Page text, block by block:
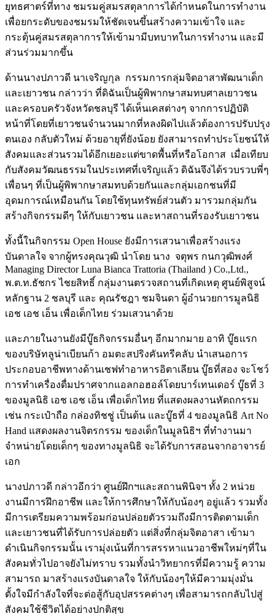
ยุทธศาตร์ที่ทาง ชมรมคู่สมรสตุลาการได้กำหนดในการทำงาน
เพื่อยกระดับของชมรมให้ชัดเจนขึ้นสร้างความเข้าใจ และ
กระตุ้นคู่สมรสตุลาการให้เข้ามามีบทบาทในการทำงาน และมี
ส่วนร่วมมากขึ้น
ด้านนางปภาวดี นาเจริญกุล กรรมการกลุ่มจิตอาสาพัฒนาเด็ก
และเยาวชน กล่าวว่า ที่ดิฉันเป็นผู้พิพากษาสมทบศาลเยาวชน
และครอบครัวจังหวัดชลบุรี ได้เห็นเคสต่างๆ จากการปฏิบัติ
หน้าที่โดยที่เยาวชนจำนวนมากที่หลงผิดไปแล้วต้องการปรับปรุง
ตนเอง กลับตัวใหม่ ด้วยอายุที่ยังน้อย ยังสามารถทำประโยชน์ให้
สังคมและส่วนรวมได้อีกเยอะแต่ขาดพื้นที่หรือโอกาส เมื่อเทียบ
กับสังคมวัฒนธรรมในประเทศที่เจริญแล้ว ดิฉันจึงได้รวบรวบพี่ๆ
เพื่อนๆ ที่เป็นผู้พิพากษาสมทบด้วยกันและกลุ่มเอกชนที่มี
อุดมการณ์เหมือนกัน โดยใช้ทุนทรัพย์ส่วนตัว มารวมกลุ่มกัน
สร้างกิจกรรมดีๆ ให้กับเยาวชน และหาสถานที่รองรับเยาวชน
ทั้งนี้ในกิจกรรม Open House ยังมีการเสวนาเพื่อสร้างแรง
บันดาลใจ จากผู้ทรงคุณวุฒิ นำโดย นาง จตุพร กนกวุฒิพงศ์
Managing Director Luna Bianca Trattoria (Thailand ) Co.,Ltd.,
พ.ต.ท.ธัชกร ไชยสิทธิ์ กลุ่มงานตรวจสถานที่เกิดเหตุ ศูนย์พิสูจน์
หลักฐาน 2 ชลบุรี และ คุณรัชฎา ชมจินดา ผู้อำนวยการมูลนิธิ
เอช เอช เอ็น เพื่อเด็กไทย ร่วมเสวนาด้วย
และภายในงานยังมีบู๊ธกิจกรรมอื่นๆ อีกมากมาย อาทิ บู๊ธแรก
ของบริษัทลูน่าเบียนก้า อมตะสปริงคันทรีคลับ นำเสนอการ
ประกอบอาชีพทางด้านเชฟทำอาหารอิตาเลียน บู๊ธที่สอง จะโชว์
การทำเครื่องดื่มปราศจากแอลกอฮอล์โดยบาร์เทนเดอร์ บู๊ธที่ 3
ของมูลนิธิ เอช เอช เอ็น เพื่อเด็กไทย ที่แสดงผลงานหัตถกรรม
เช่น กระเป๋าถือ กล่องทิชชู่ เป็นต้น และบู๊ธที่ 4 ของมูลนิธิ Art No
Hand แสดงผลงานจิตรกรรม ของเด็กในมูลนิธิฯ ที่ทำงานมา
จำหน่ายโดยเด็กๆ ของทางมูลนิธิ จะได้รับการสอนจากอาจารย์
เอก
นางปภาวดี กล่าวอีกว่า ศูนย์ฝึกฯและสถานพินิจฯ ทั้ง 2 หน่วย
งานมีการฝึกอาชีพ และให้การศึกษาให้กับน้องๆ อยู่แล้ว รวมทั้ง
มีการเตรียมความพร้อมก่อนปล่อยตัวรวมถึงมีการติดตามเด็ก
และเยาวชนที่ได้รับการปล่อยตัว แต่สิ่งที่กลุ่มจิตอาสา เข้ามา
ดำเนินกิจกรรมนั้น เรามุ่งเน้นที่การสรรหาแนวอาชีพใหม่ๆที่ใน
สังคมทั่วไปอาจยังไม่ทราบ รวมทั้งนำวิทยากรที่มีความรู้ ความ
สามารถ มาสร้างแรงบันดาลใจ ให้กับน้องๆให้มีความมุ่งมั่น
ตั้งใจมีกำลังใจที่จะต่อสู้กับอุปสรรคต่างๆ เพื่อสามารถกลับไปสู่
สังคมใช้ชีวิตได้อย่างปกติสุข